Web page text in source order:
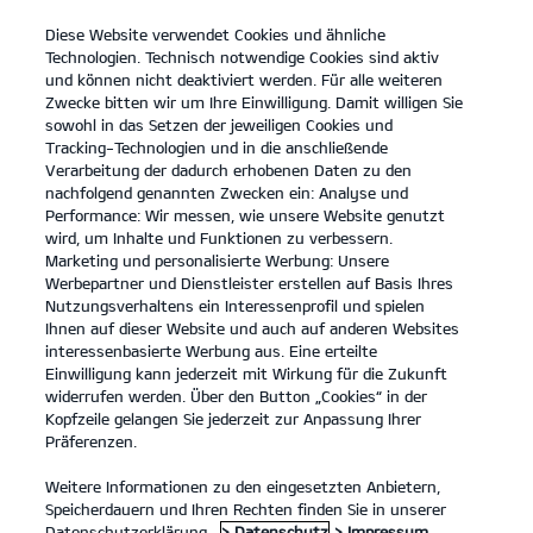
open
menu
Kia
KONTAKT
Der Kia Sportage.
Platz für alles, was Familie ausmacht.
MEHR ERFAHREN
Diese Website verwendet Cookies und ähnliche
Technologien. Technisch notwendige Cookies sind aktiv
und können nicht deaktiviert werden. Für alle weiteren
Zwecke bitten wir um Ihre Einwilligung. Damit willigen Sie
sowohl in das Setzen der jeweiligen Cookies und
Tracking-Technologien und in die anschließende
Verarbeitung der dadurch erhobenen Daten zu den
nachfolgend genannten Zwecken ein: Analyse und
Performance: Wir messen, wie unsere Website genutzt
wird, um Inhalte und Funktionen zu verbessern.
Marketing und personalisierte Werbung: Unsere
Werbepartner und Dienstleister erstellen auf Basis Ihres
Nutzungsverhaltens ein Interessenprofil und spielen
Ihnen auf dieser Website und auch auf anderen Websites
interessenbasierte Werbung aus. Eine erteilte
Einwilligung kann jederzeit mit Wirkung für die Zukunft
widerrufen werden. Über den Button „Cookies“ in der
Kopfzeile gelangen Sie jederzeit zur Anpassung Ihrer
Präferenzen.
Weitere Informationen zu den eingesetzten Anbietern,
Speicherdauern und Ihren Rechten finden Sie in unserer